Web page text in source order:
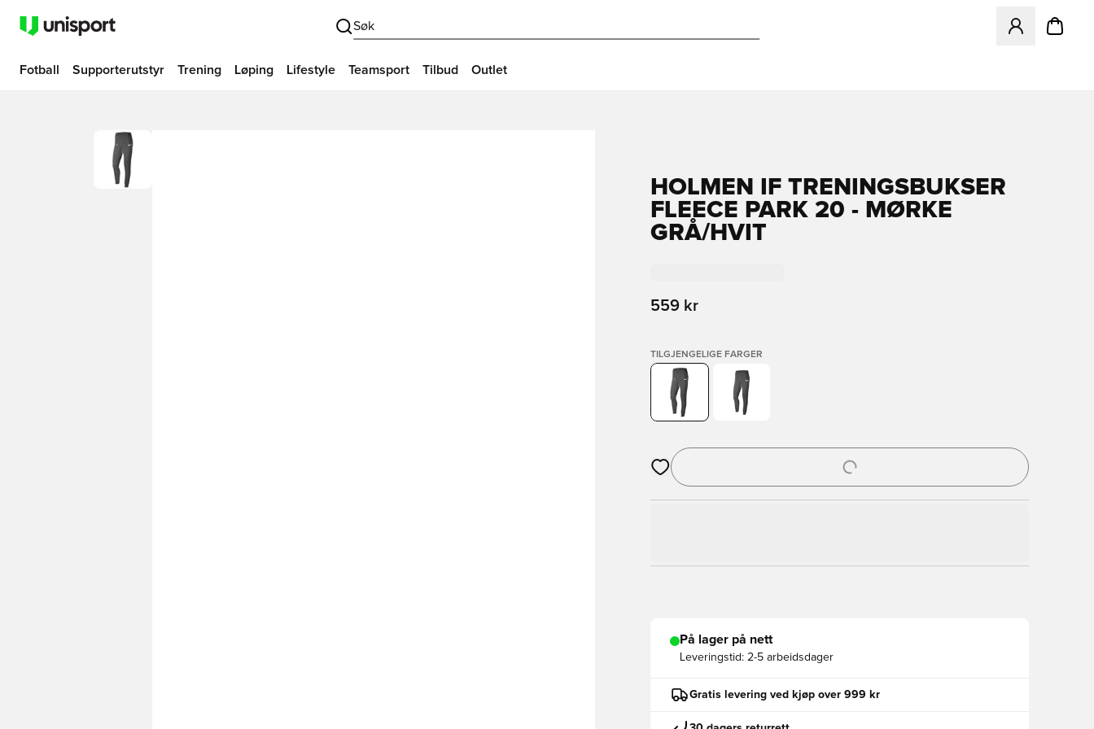
Søk
Åpner en
Fotball Supporterutstyr Trening Løping Lifestyle Teamsport Tilbud Outlet
HOLMEN IF TRENINGSBUKSER
FLEECE PARK 20 - MØRKE
GRÅ/HVIT
559 kr
TILGJENGELIGE FARGER
Åpner en Modal for å logge inn eller registrere deg som medlem
På lager på nett
Leveringstid: 2-5 arbeidsdager
Gratis levering ved kjøp over 999 kr